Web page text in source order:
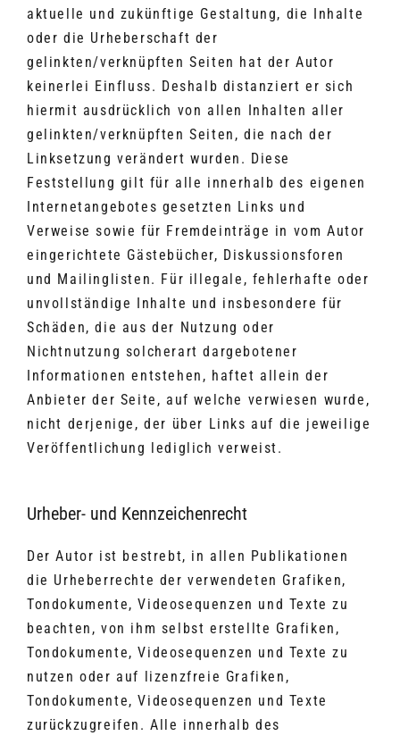
aktuelle und zukünftige Gestaltung, die Inhalte
oder die Urheberschaft der
gelinkten/verknüpften Seiten hat der Autor
keinerlei Einfluss. Deshalb distanziert er sich
hiermit ausdrücklich von allen Inhalten aller
gelinkten/verknüpften Seiten, die nach der
Linksetzung verändert wurden. Diese
Feststellung gilt für alle innerhalb des eigenen
Internetangebotes gesetzten Links und
Verweise sowie für Fremdeinträge in vom Autor
eingerichtete Gästebücher, Diskussionsforen
und Mailinglisten. Für illegale, fehlerhafte oder
unvollständige Inhalte und insbesondere für
Schäden, die aus der Nutzung oder
Nichtnutzung solcherart dargebotener
Informationen entstehen, haftet allein der
Anbieter der Seite, auf welche verwiesen wurde,
nicht derjenige, der über Links auf die jeweilige
Veröffentlichung lediglich verweist.
Urheber- und Kennzeichenrecht
Der Autor ist bestrebt, in allen Publikationen
die Urheberrechte der verwendeten Grafiken,
Tondokumente, Videosequenzen und Texte zu
beachten, von ihm selbst erstellte Grafiken,
Tondokumente, Videosequenzen und Texte zu
nutzen oder auf lizenzfreie Grafiken,
Tondokumente, Videosequenzen und Texte
zurückzugreifen. Alle innerhalb des